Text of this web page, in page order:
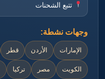
تتبع الشحنات
وجهات نشطة:
الإمارات الأردن قطر
الكويت مصر تركيا